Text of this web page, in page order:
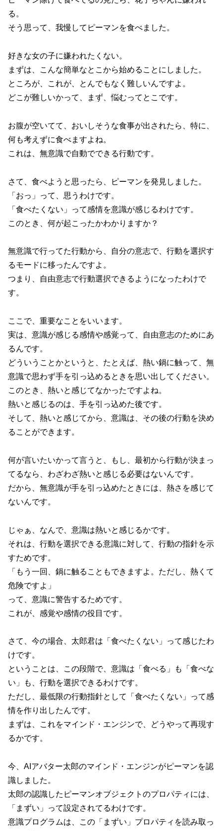
る。
そう思って、我慢してピーマンを食べました。
好きな女の子に嫌われたくない。
まずは、こんな簡単なとこから始めることにしました。
ところが、これが、とんでもなく難しいんですよ。
どこが難しいかって、まず、悩むってとこです。
お腹が空いてて、おいしそうな食事が出されたら、特に、
何も考えずに食べますよね。
これは、無意識で自動でできる行動です。
さて、食べようと思ったら、ピーマンを発見しました。
「おっ」って、思うわけです。
「食べたくない」って感情を意識が感じるわけです。
このとき、何が起こったかわかりますか？
無意識で行ってた行動から、自分の意志で、行動を選択す
るモードに移ったんですよ。
つまり、自由意志で行動選択できるようになったわけで
す。
ここで、重要なことをいいます。
実は、意識が感じる感情や感覚って、自由意志のためにあ
るんです。
どういうことかというと、たとえば、熱い鍋に触って、無
意識で思わず手を引っ込めるときを思い出してください。
このとき、熱いと感じてなかったですよね。
熱いと感じるのは、手を引っ込めた後です。
そして、熱いと感じてから、意識は、その後の行動を決め
ることができます。
何が言いたいかって言うと、もし、最初から行動が決まっ
てるなら、わざわざ熱いと感じる必要はないんです。
だから、無意識が手を引っ込めたときには、熱さを感じて
ないんです。
じゃぁ、なんで、意識は熱いと感じるかです。
それは、行動を選択できる意識に対して、行動の指針を示
すためです。
「もう一回、鍋に触ることもできますよ。ただし、熱くて
危険ですよ」
って、意識に警告するためです。
これが、感覚や感情の役目です。
さて、今の場合、太郎君は「食べたくない」って感じたわ
けです。
ということは、この段階で、意識は「食べる」も「食べな
い」も、行動を選択できるわけです。
ただし、最低限の行動指針として「食べたくない」って感
情を作り出したんです。
まずは、これをマインド・エンジンで、どうやって再現す
るかです。
今、AIアバター太郎のマインド・エンジンがピーマンを認
識しました。
太郎の認識したピーマンオブジェクトのプロパティには、
「まずい」って設定されてるわけです。
意識プログラムは、この「まずい」プロパティを読み取っ